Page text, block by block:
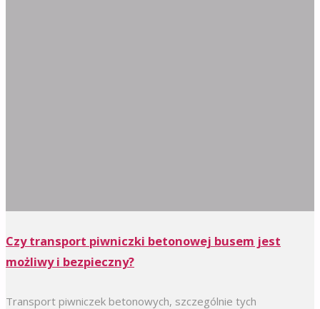
Czy transport piwniczki betonowej busem jest
możliwy i bezpieczny?
Transport piwniczek betonowych, szczególnie tych